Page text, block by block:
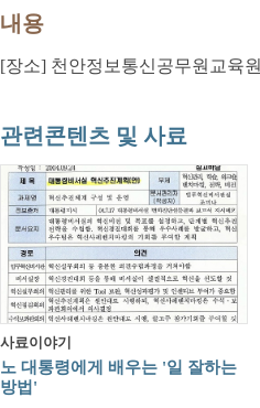
내용
[장소] 천안정보통신공무원교육원
관련콘텐츠 및 사료
사료이야기
노 대통령에게 배우는 '일 잘하는
방법'